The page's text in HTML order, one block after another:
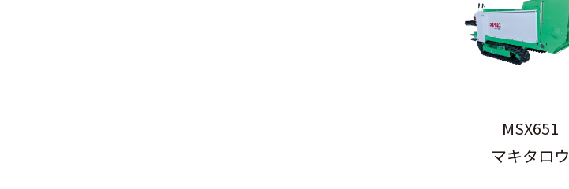
MSX651
マキタロウ